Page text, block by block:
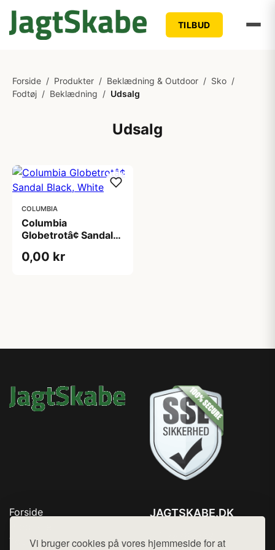
Vi bruger cookies på vores hjemmeside for at
TILBUD
Forside / Produkter / Beklædning & Outdoor / Sko /
Fodtøj / Beklædning / Udsalg
Udsalg
COLUMBIA
Columbia
Globetrotâ¢ Sandal
0,00 kr
Forside
Top Rabatter
JAGTSKABE.DK